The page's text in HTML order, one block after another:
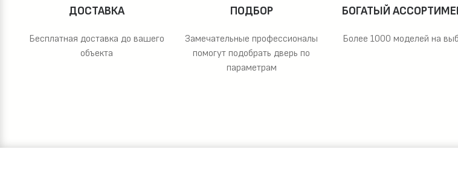
ДОСТАВКА
Бесплатная доставка до вашего
объекта
ПОДБОР
Замечательные профессионалы
помогут подобрать дверь по
параметрам
БОГАТЫЙ
Более 1000 моделей на